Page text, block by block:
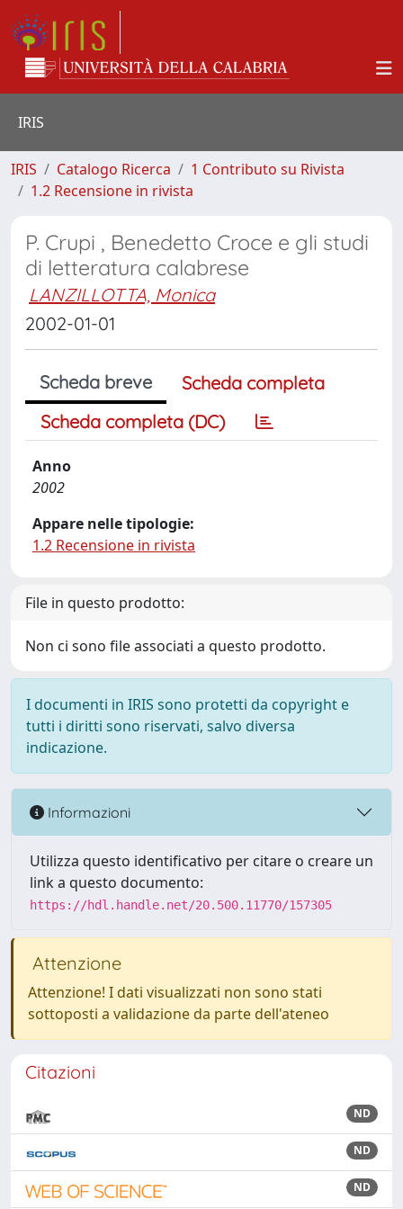
IRIS
IRIS Catalogo Ricerca
1 Contributo su Rivista
1.2 Recensione in rivista
P. Crupi , Benedetto Croce e gli studi
di letteratura calabrese
LANZILLOTTA, Monica
2002-01-01
Scheda breve
Scheda completa
Scheda completa (DC)
Anno
2002
Appare nelle tipologie:
1.2 Recensione in rivista
File in questo prodotto:
Non ci sono file associati a questo prodotto.
I documenti in IRIS sono protetti da copyright e
tutti i diritti sono riservati, salvo diversa
indicazione.
Informazioni
Utilizza questo identificativo per citare o creare un
link a questo documento:
https://hdl.handle.net/20.500.11770/157305
Attenzione
Attenzione! I dati visualizzati non sono stati
sottoposti a validazione da parte dell'ateneo
Citazioni
ND
ND
ND